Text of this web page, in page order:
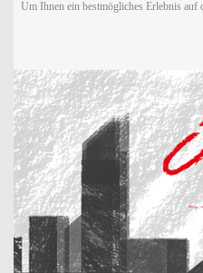
Um Ihnen ein bestmögliches Erlebnis